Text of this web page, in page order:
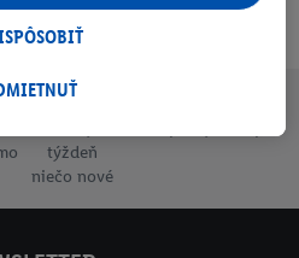
Newsletter!
týždeň
niečo nové
v obchode.
Plus alebo sa prihlásite do svojho
z e-mailovej adresy,
mohli rozpoznať v službách
a zobrazovať vám